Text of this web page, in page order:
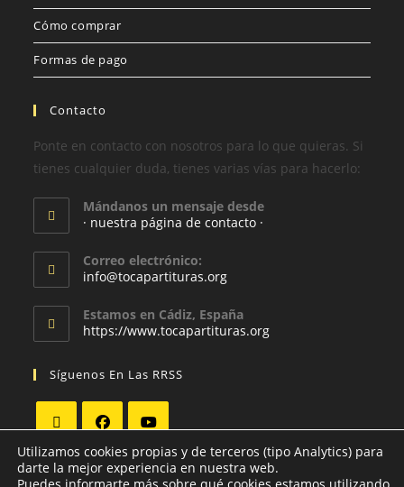
Cómo comprar
Formas de pago
Contacto
Ponte en contacto con nosotros para lo que quieras. Si
tienes cualquier duda, tienes varias vías para hacerlo:
Mándanos un mensaje desde
· nuestra página de contacto ·
Correo electrónico:
info@tocapartituras.org
Estamos en Cádiz, España
https://www.tocapartituras.org
Síguenos En Las RRSS
Utilizamos cookies propias y de terceros (tipo Analytics) para
darte la mejor experiencia en nuestra web.